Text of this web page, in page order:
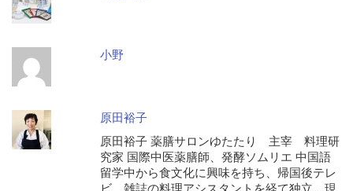
小野
原田裕子
原田裕子 薬膳サロンゆたたり 主宰 料理研
究家 国際中医薬膳師、発酵ソムリエ 中国語
留学中から食文化に興味を持ち、帰国後テレ